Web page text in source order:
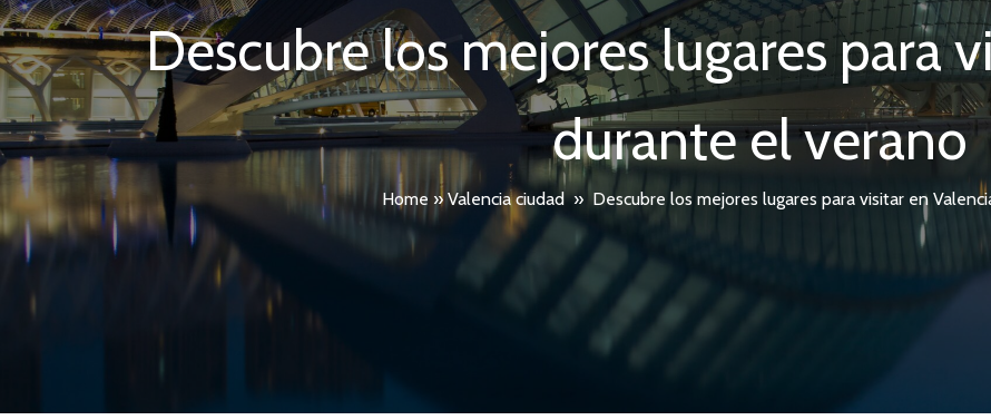
Descubre los mejores lugares para
durante el verano
Home » Valencia ciudad » Descubre los mejores lugares para visitar en